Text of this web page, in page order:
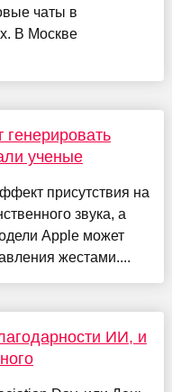
чаты в
В Москве
ученые
присутствия на
звука, а
Apple может
жестами....
ИИ, и